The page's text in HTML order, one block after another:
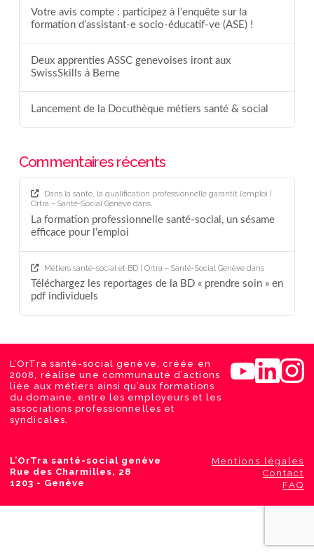
Votre avis compte : participez à l’enquête sur la
formation d’assistant-e socio-éducatif-ve (ASE) !
Deux apprenties ASSC genevoises iront aux
SwissSkills à Berne
Lancement de la Docuthèque métiers santé & social
Commentaires récents
Dans la santé, la qualification professionnelle garantit l’emploi |
Ortra – Santé-Social Genèvedans
La formation professionnelle santé-social, un sésame
efficace pour l’emploi
Métiers santé-social et BD | Ortra – Santé-Social Genèvedans
Téléchargez les reportages de la BD « prendre soin » en
pdf individuels
L’OrTra santé-social genève, créée en
2008, réalise une communauté d’actions
liée aux métiers ainsi qu’aux formations
du domaine, entre les employeurs et les
associations professionnelles et
syndicales.
L’OrTra santé-social genève
Rue des Charmilles, 28
1203 - Genève
Mentions légales
Contact
FAQ